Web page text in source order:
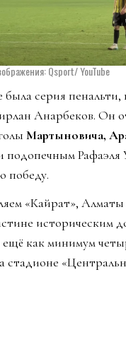
Qsport/ YouTube
серия пенальти,
Анарбеков. Он
Мартыновича,
подопечным Рафаэля
победу.
«Кайрат», Алматы
историческим
ещё как минимум
стадионе